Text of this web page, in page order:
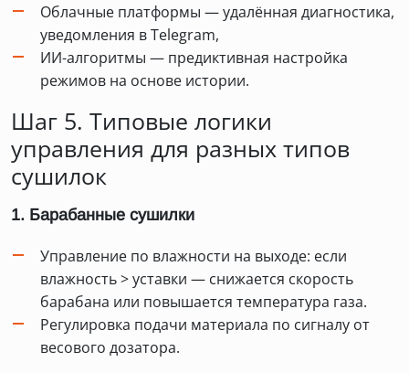
Облачные платформы — удалённая диагностика,
уведомления в Telegram,
ИИ-алгоритмы — предиктивная настройка
режимов на основе истории.
Шаг 5. Типовые логики
управления для разных типов
сушилок
1. Барабанные сушилки
Управление по влажности на выходе: если
влажность > уставки — снижается скорость
барабана или повышается температура газа.
Регулировка подачи материала по сигналу от
весового дозатора.